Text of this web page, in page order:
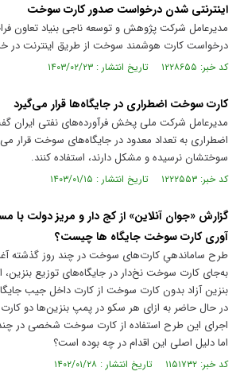
اینترنتی شدن درخواست صدور کارت سوخت
مدیرعامل شرکت پژوهش و توسعه ناجی بنیاد تعاون
درخواست کارت هوشمند سوخت از طریق اینترنت در
کد خبر: ۱۲۲۸۶۵۵ تاریخ انتشار : ۱۴۰۳/۰۲/۲۳
کارت سوخت اضطراری در جایگاه‌ها قرار می‌گیرد
مدیرعامل شرکت ملی پخش فرآورده‌های نفتی ایران
اضطراری به تعداد معدود در جایگاه‌های سوخت قرار
سوختشان نرسیده و مشکل دارند، استفاده کنند.
کد خبر: ۱۲۲۲۵۵۳ تاریخ انتشار : ۱۴۰۳/۰۱/۱۵
گزارش «جوان آنلاین» از کج دار و مریز دولت با
آوری کارت سوخت جایگاه ها چیست؟
طرح ساماندهیِ کارت‌های سوخت در چند روز گذشته
به‌جای کارت سوخت نخ‌‌‌‌‌‌دار در جایگاه‌‌‌‌‌‌های توزیع
بنزین آزاد بدون کارت سوخت از کارت داخل جیب
در حال حاضر به ازای هر سکو در پمپ بنزین‌ها دو
اما دلیل اصلی این اقدام در چه بوده است؟
کد خبر: ۱۱۵۱۷۳۲ تاریخ انتشار : ۱۴۰۲/۰۱/۲۸